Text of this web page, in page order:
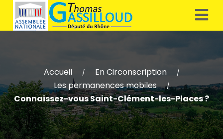
Accueil / En Circonscription /
Les permanences mobiles /
Connaissez-vous Saint-Clément-les-Places ?